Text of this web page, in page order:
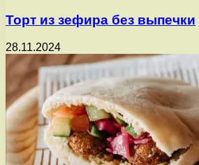
Торт из зефира без выпечки
28.11.2024